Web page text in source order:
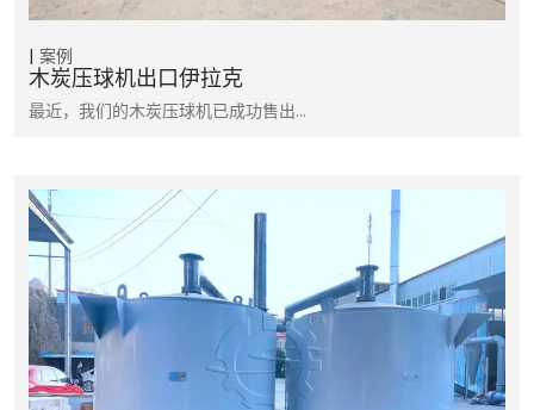
案例
木炭压球机出口伊拉克
最近，我们的木炭压球机已成功售出…